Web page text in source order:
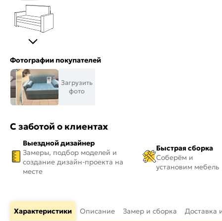
Фотографии покупателей
Загрузить
фото
С заботой о клиентах
Выездной дизайнер
Замеры, подбор моделей и
создание дизайн-проекта на
месте
Быстрая сборка
Соберём и
установим мебель
Характеристики Описание Замер и сборка Доставка